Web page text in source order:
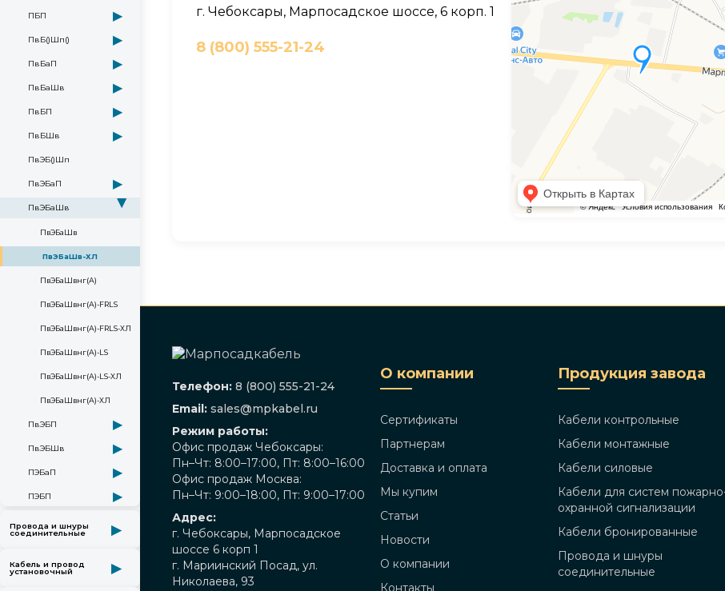
г. Чебоксары, Марпосадское шоссе, 6 корп. 1
8 (800) 555-21-24
Телефон: 8 (800) 555-21-24
Email: sales@mpkabel.ru
Режим работы:
Офис продаж Чебоксары:
Пн–Чт: 8:00–17:00, Пт: 8:00–16:00
Офис продаж Москва:
Пн–Чт: 9:00–18:00, Пт: 9:00–17:00
Адрес:
г. Чебоксары, Марпосадское
шоссе 6 корп 1
г. Мариинский Посад, ул.
Николаева, 93
О компании
Сертификаты
Партнерам
Доставка и оплата
Мы купим
Статьи
Новости
О компании
Контакты
Продукция завода
Кабели контрольные
Кабели монтажные
Кабели силовые
Кабели для систем
охранной сигнализации
Кабели бронированные
Провода и шнуры
соединительные
ПБП ▶
ПвБ()Шп() ▶
ПвБаП ▶
ПвБаШв ▶
ПвБП ▶
ПвБШв ▶
ПвЭБ()Шп
ПвЭБаП ▶
ПвЭБаШв ▶
ПвЭБаШв
ПвЭБаШв-ХЛ
ПвЭБаШвнг(А)
ПвЭБаШвнг(А)-FRLS
ПвЭБаШвнг(А)-FRLS-ХЛ
ПвЭБаШвнг(А)-LS
ПвЭБаШвнг(А)-LS-ХЛ
ПвЭБаШвнг(А)-ХЛ
ПвЭБП ▶
ПвЭБШв ▶
ПЭБаП ▶
ПЭБП ▶
Провода и шнуры
соединительные
▶
Кабель и провод
установочный
▶